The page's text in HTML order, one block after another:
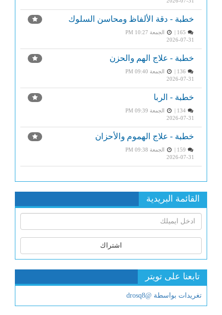
خطبة - دقة الألفاظ ومحاسن السلوك
الجمعة PM 10:27
2026-07-31
خطبة - علاج الهم والحزن
الجمعة PM 09:40
2026-07-31
خطبة - الربا
134 |
الجمعة PM 09:39
2026-07-31
خطبة - علاج الهموم والأحزان
الجمعة PM 09:38
2026-07-31
القائمة البريدية
اشتراك
تابعنا على تويتر
تغريدات بواسطة @drosq8